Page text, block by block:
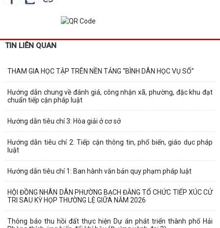
TIN LIÊN QUAN
THAM GIA HỌC TẬP TRÊN NỀN TẢNG “BÌNH DÂN HỌC VỤ SỐ”
Hướng dẫn chung về đánh giá, công nhận xã, phường, đặc khu đạt
chuẩn tiếp cận pháp luật
Hướng dẫn tiêu chí 3: Hòa giải ở cơ sở
Hướng dẫn tiêu chí 2: Tiếp cận thông tin, phổ biến, giáo dục pháp
luật
Hướng dẫn tiêu chí 1: Ban hành văn bản quy phạm pháp luật
HỘI ĐỒNG NHÂN DÂN PHƯỜNG BẠCH ĐẰNG TỔ CHỨC TIẾP XÚC CỬ
TRI SAU KỲ HỌP THƯỜNG LỆ GIỮA NĂM 2026
Thông báo thu hồi đất thực hiện Dự án phát triển thành phố Hải